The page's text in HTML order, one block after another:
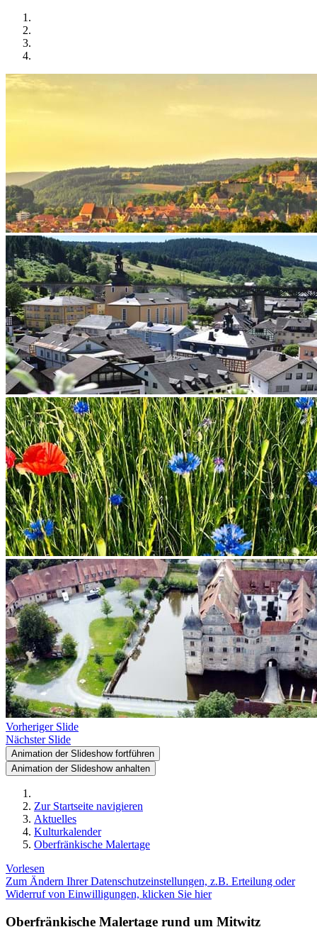
Vorheriger Slide
Nächster Slide
Animation der Slideshow fortführen
Animation der Slideshow anhalten
Zur Startseite navigieren
Aktuelles
Kulturkalender
Oberfränkische Malertage
Vorlesen
Zum Ändern Ihrer Datenschutzeinstellungen, z.B. Erteilung oder
Widerruf von Einwilligungen, klicken Sie hier
Oberfränkische Malertage rund um Mitwitz